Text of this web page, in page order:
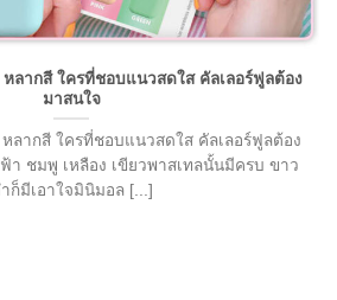
ลากสี ใครที่ชอบแนวสดใส คัลเลอร์ฟูลต้อง
มาสนใจ
ลากสี ใครที่ชอบแนวสดใส คัลเลอร์ฟูลต้อง
า ชมพู เหลือง เขียวพาสเทลนั้นมีครบ ขาว
ก็มีเอาใจมินิมอล [...]